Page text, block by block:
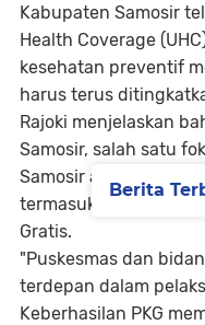
Kabupaten Samosir
Health Coverage
kesehatan preventif
harus terus
Rajoki menjelaskan
Samosir, salah satu
Samosir adalah
termasuk melalui
Gratis.
"Puskesmas dan
terdepan dalam
Keberhasilan PKG
Berita